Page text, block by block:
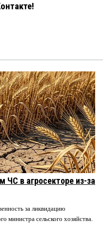
ЧС в агросекторе из-за
за ликвидацию
министра сельского хозяйства.